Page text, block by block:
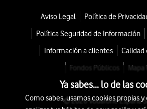
Aviso Legal
Política de
Política Seguridad de Información
Información a clientes
Calidad
Fondos Públicos
Mapa
© 2026 Vodafone España
Ya sabes... lo de las
Como sabes, usamos cookies propias